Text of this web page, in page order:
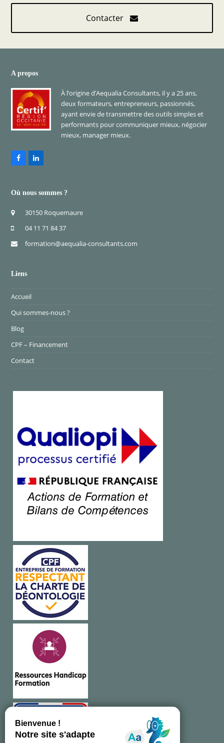
Contacter
A propos
À l’origine d’Aequalia Consultants, il y a 25 ans,
deux formateurs, entrepreneurs, passionnés,
ayant envie de transmettre des outils simples et
performants pour communiquer mieux, négocier
mieux, manager mieux.
FacebookLinkedIn
Où nous sommes ?
30150 Roquemaure
04 11 71 84 37
formation@aequalia-consultants.com
Liens
Accueil
Qui sommes-nous ?
Blog
CPF – Financement
Contact